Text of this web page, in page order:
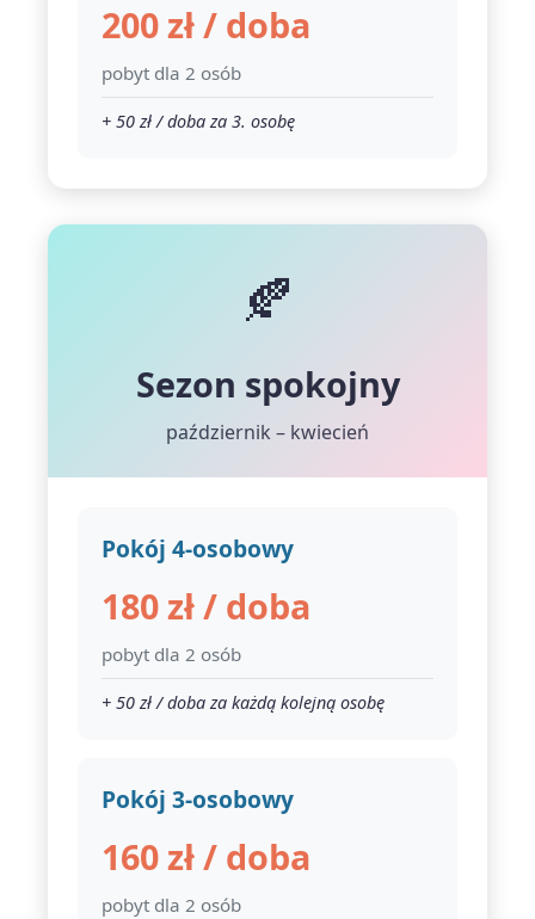
200 zł / doba
pobyt dla 2 osób
+ 50 zł / doba za 3. osobę
🍂
Sezon spokojny
październik – kwiecień
Pokój 4-osobowy
180 zł / doba
pobyt dla 2 osób
+ 50 zł / doba za każdą kolejną osobę
Pokój 3-osobowy
160 zł / doba
pobyt dla 2 osób